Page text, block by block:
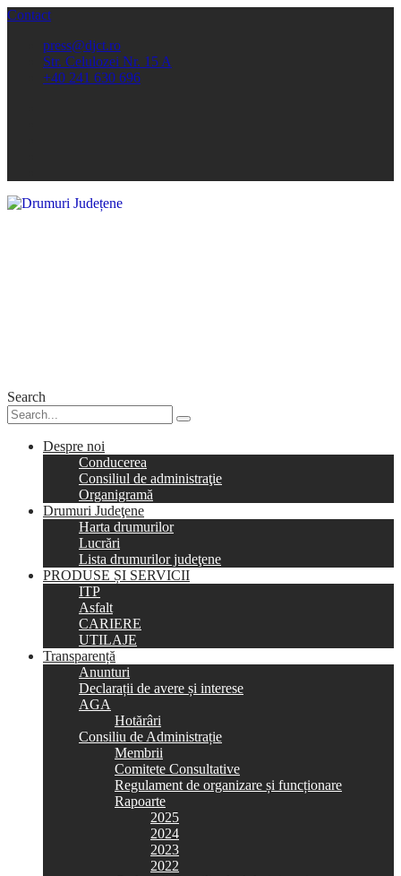
Contact
press@djct.ro
Str. Celulozei Nr. 15 A
+40 241 630 696
Search
Despre noi
Conducerea
Consiliul de administraţie
Organigramă
Drumuri Judeţene
Harta drumurilor
Lucrări
Lista drumurilor judeţene
PRODUSE ȘI SERVICII
ITP
Asfalt
CARIERE
UTILAJE
Transparență
Anunturi
Declarații de avere și interese
AGA
Hotărâri
Consiliu de Administrație
Membrii
Comitete Consultative
Regulament de organizare și funcționare
Rapoarte
2025
2024
2023
2022